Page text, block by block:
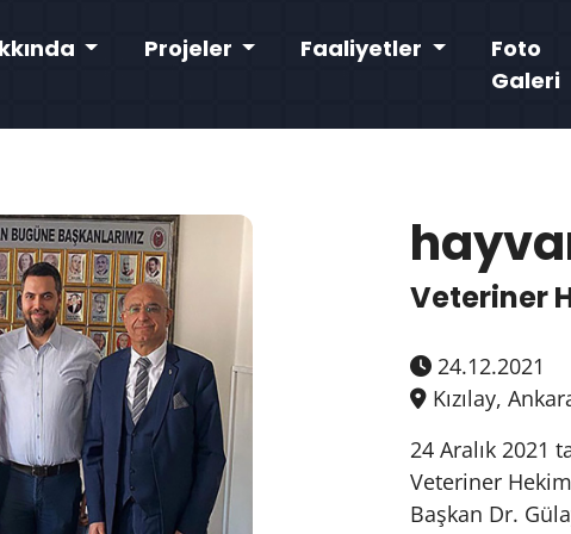
Projeler Faaliyetler
Foto
Galeri
Veteriner
24.12.2021
Kızılay,
24 Aralık 2021
Veteriner
Başkan Dr.